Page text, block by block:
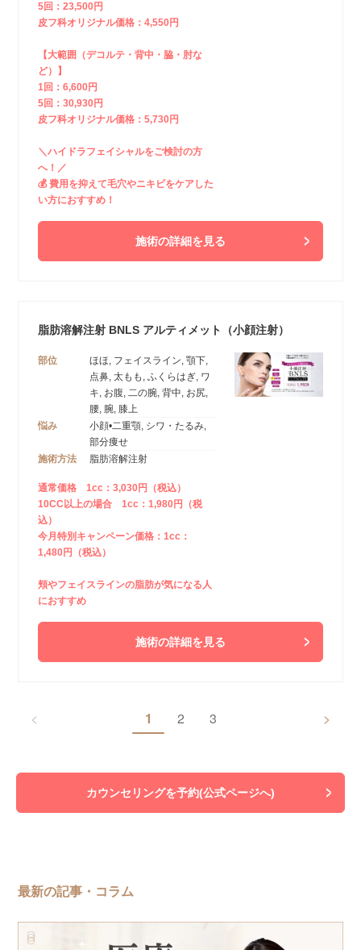
5回：23,500円
皮フ科オリジナル価格：4,550円
【大範囲（デコルテ・背中・脇・肘な
ど）】
1回：6,600円
5回：30,930円
皮フ科オリジナル価格：5,730円
＼ハイドラフェイシャルをご検討の方
へ！／
💰 費用を抑えて毛穴やニキビをケアした
い方におすすめ！
施術の詳細を見る
脂肪溶解注射 BNLS アルティメット（小顔注射）
部位
ほほ, フェイスライン, 顎下,
点鼻, 太もも, ふくらはぎ, ワ
キ, お腹, 二の腕, 背中, お尻,
腰, 腕, 膝上
悩み
小顔•二重顎, シワ・たるみ,
部分痩せ
施術方法
脂肪溶解注射
通常価格 1cc：3,030円（税込）
10CC以上の場合 1cc：1,980円（税
込）
今月特別キャンペーン価格：1cc：
1,480円（税込）
頬やフェイスラインの脂肪が気になる人
におすすめ
施術の詳細を見る
< 1 2 3 >
カウンセリングを予約(公式ページへ)
最新の記事・コラム